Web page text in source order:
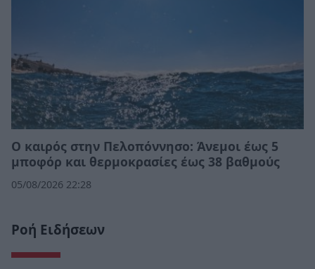
Ο καιρός στην Πελοπόννησο: Άνεμοι έως 5
μποφόρ και θερμοκρασίες έως 38 βαθμούς
05/08/2026 22:28
Ροή Ειδήσεων